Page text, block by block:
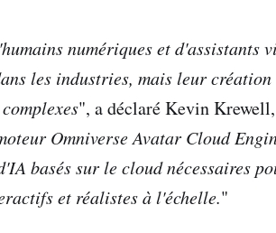
numériques et
les industries, mais leur
", a déclaré Kevin
Omniverse Avatar Cloud
basés sur le cloud nécessaires
et réalistes à l'échelle."